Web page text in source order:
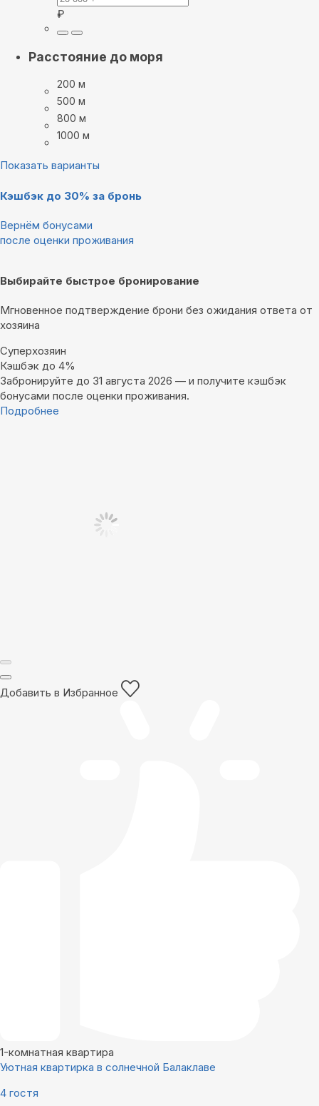
₽
Расстояние до моря
200 м
500 м
800 м
1000 м
Показать варианты
Кэшбэк до 30% за бронь
Вернём бонусами
после оценки проживания
Выбирайте быстрое бронирование
Мгновенное подтверждение брони без ожидания ответа от
хозяина
Суперхозяин
Кэшбэк до 4%
Забронируйте до 31 августа 2026 — и получите кэшбэк
бонусами после оценки проживания.
Подробнее
Добавить в Избранное
1-комнатная квартира
Уютная квартирка в солнечной Балаклаве
4 гостя